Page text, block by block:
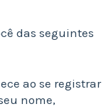
das seguintes
ao se registrar
nome,